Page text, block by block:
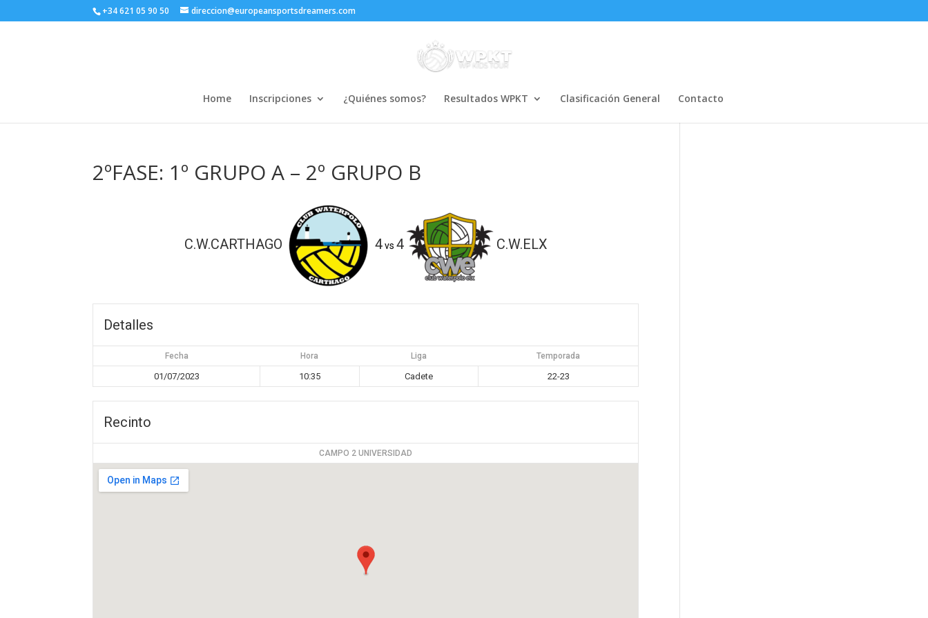
+34 621 05 90 50 direccion@europeansportsdreamers.com
Home Inscripciones ¿Quiénes somos? Resultados WPKT Clasificación General Contacto
2ºFASE: 1º GRUPO A – 2º GRUPO B
C.W.CARTHAGO 4vs4 C.W.ELX
Detalles
Fecha Hora Liga Temporada
01/07/2023 10:35 Cadete 22-23
Recinto
CAMPO 2 UNIVERSIDAD